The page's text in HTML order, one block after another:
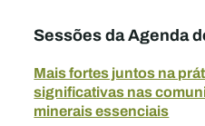
Sessões da Agenda
Mais fortes juntos na
significativas nas
minerais essenciais